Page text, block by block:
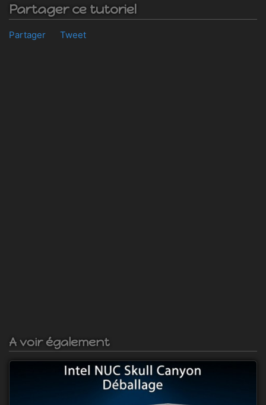
Partager ce tutoriel
Partager Tweet
A voir également